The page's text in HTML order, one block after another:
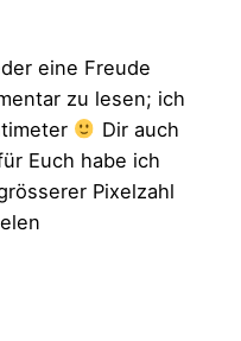
eine Freude
zu lesen; ich
Dir auch
Euch habe ich
Pixelzahl